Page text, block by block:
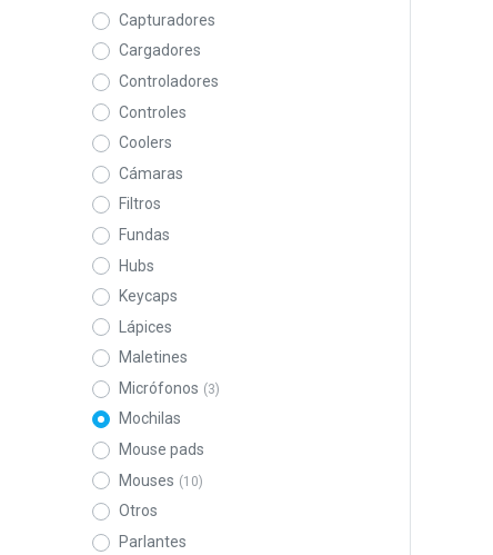
Capturadores
Cargadores
Controladores
Controles
Coolers
Cámaras
Filtros
Fundas
Hubs
Keycaps
Lápices
Maletines
Micrófonos (3)
Mochilas
Mouse pads
Mouses (10)
Otros
Parlantes